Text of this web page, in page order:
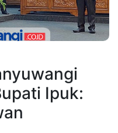
Ipuk: